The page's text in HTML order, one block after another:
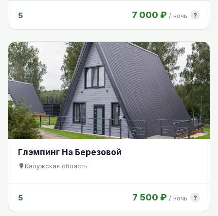
5 7 000 ₽ / ночь ?
Глэмпинг На Березовой
Калужская область
5 7 500 ₽ / ночь ?